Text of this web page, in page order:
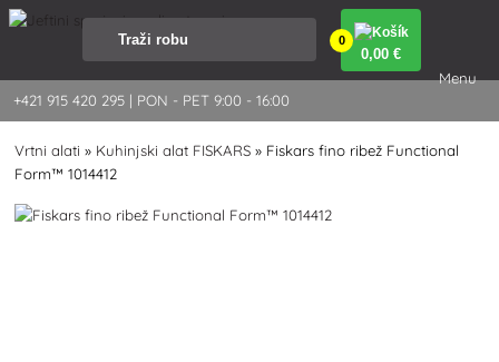
+421 915 420 295 | PON - PET 9:00 - 16:00
0
0,00 €
Menu
Vrtni alati » Kuhinjski alat FISKARS » Fiskars fino ribež Functional
Form™ 1014412